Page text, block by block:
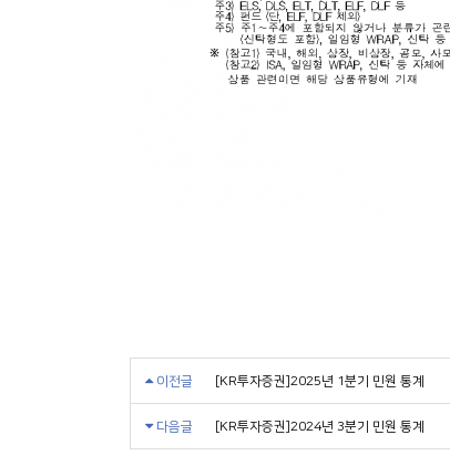
이전글 [KR투자증권]2025년 1분기 민원 통계
다음글 [KR투자증권]2024년 3분기 민원 통계